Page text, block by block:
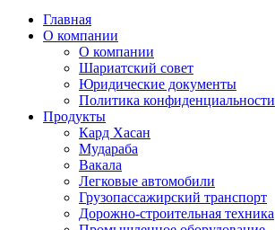
Главная
О компании
О компании
Шариатский совет
Юридические документы
Политика конфиденциальности
Продукты
Кард Хасан
Мудараба
Вакала
Легковые автомобили
Грузопассажирский транспорт
Дорожно-строительная техника